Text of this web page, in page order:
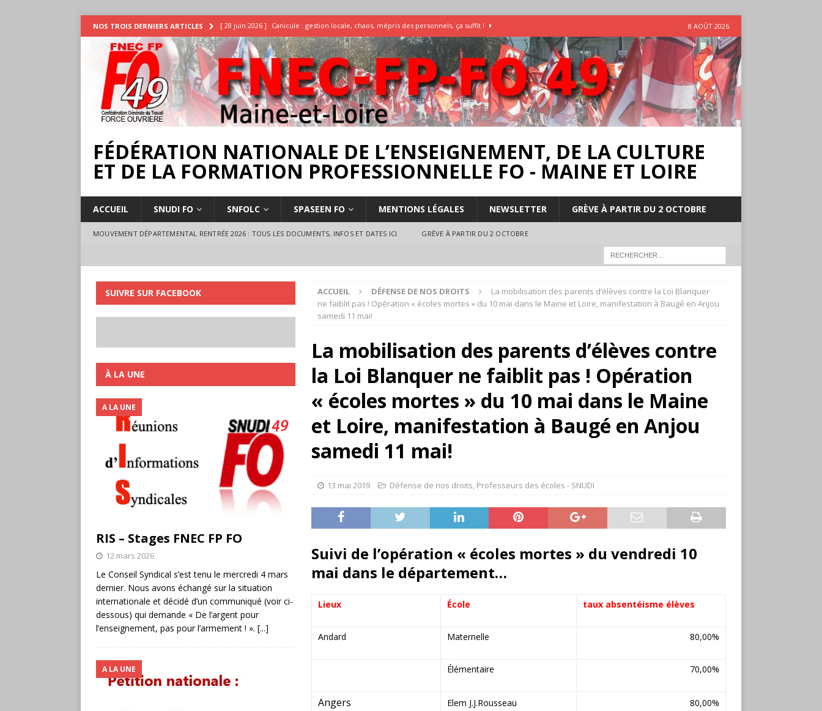
NOS TROIS DERNIERS ARTICLES [ 28 juin 2026 ] Canicule : gestion locale, chaos, mépris des personnels, ça suffit !
INTEMPÉRIES
[ 25 juin 2026 ] Enquête Températures et condition de travail dans les écoles AESH
[ 17 juillet 2026 ] Rassemblement pour la Libération du Dr Abu Safyia – pour la Palestine
18 juillet à Angers INTERPROFESSIONNEL
8 AOÛT 2026
FÉDÉRATION NATIONALE DE L’ENSEIGNEMENT, DE LA CULTURE
ET DE LA FORMATION PROFESSIONNELLE FO - MAINE ET LOIRE
ACCUEIL SNUDI FO SNFOLC SPASEEN FO MENTIONS LÉGALES NEWSLETTER GRÈVE À PARTIR DU 2 OCTOBRE
MOUVEMENT DÉPARTEMENTAL RENTRÉE 2026 : TOUS LES DOCUMENTS, INFOS ET DATES ICI GRÈVE À PARTIR DU 2 OCTOBRE
ACCUEIL DÉFENSE DE NOS DROITS
La mobilisation des parents d’élèves contre la Loi Blanquer
ne faiblit pas ! Opération « écoles mortes » du 10 mai dans le Maine et Loire, manifestation à Baugé en Anjou
samedi 11 mai!
La mobilisation des parents d’élèves contre
la Loi Blanquer ne faiblit pas ! Opération
« écoles mortes » du 10 mai dans le Maine
et Loire, manifestation à Baugé en Anjou
samedi 11 mai!
13 mai 2019 Défense de nos droits, Professeurs des écoles - SNUDI
Suivi de l’opération « écoles mortes » du vendredi 10
mai dans le département…
Lieux École taux absentéisme élèves
Andard Maternelle 80,00%
Élémentaire 70,00%
Angers Elem J.J.Rousseau 80,00%
SUIVRE SUR FACEBOOK
À LA UNE
RIS – Stages FNEC FP FO
A LA UNE
12 mars 2026
Le Conseil Syndical s’est tenu le mercredi 4 mars
dernier. Nous avons échangé sur la situation
internationale et décidé d’un communiqué (voir ci-
dessous) qui demande « De l’argent pour
l’enseignement, pas pour l’armement ! ». [...]
A LA UNE